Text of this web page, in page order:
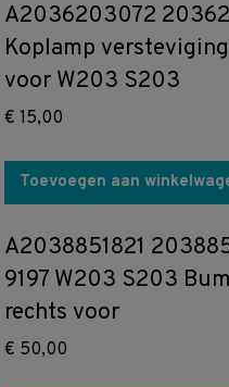
A2036203072
Koplamp
voor W203 S203
€ 15,00
Toevoegen aan
A2038851821
9197 W203 S203
rechts voor
€ 50,00